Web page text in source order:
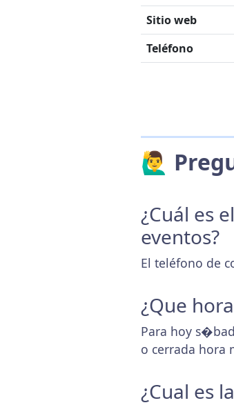
Sitio web
Teléfono
🙋‍♂️
¿Cuál es
eventos?
El teléfono de
¿Que
Para hoy
o cerrada hora
¿Cual es